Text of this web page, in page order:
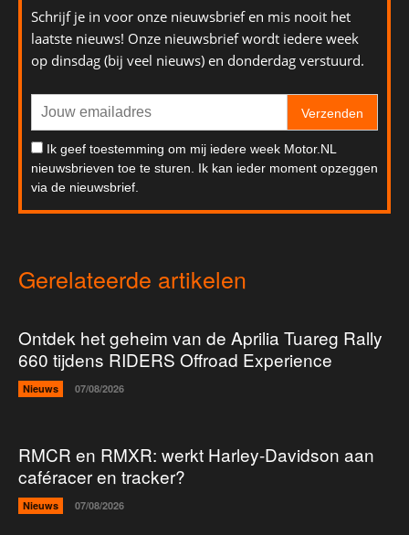
Schrijf je in voor onze nieuwsbrief en mis nooit het
laatste nieuws! Onze nieuwsbrief wordt iedere week
op dinsdag (bij veel nieuws) en donderdag verstuurd.
Verzenden
Ik geef toestemming om mij iedere week Motor.NL
nieuwsbrieven toe te sturen. Ik kan ieder moment opzeggen
via de nieuwsbrief.
Gerelateerde artikelen
Ontdek het geheim van de Aprilia Tuareg Rally
660 tijdens RIDERS Offroad Experience
Nieuws 07/08/2026
RMCR en RMXR: werkt Harley-Davidson aan
caféracer en tracker?
Nieuws 07/08/2026